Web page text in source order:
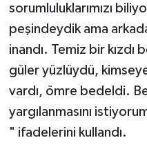
sorumluluklarımızı
peşindeydik ama
inandı. Temiz bir kızdı
güler yüzlüydü,
vardı, ömre bedeldi.
yargılanmasını
" ifadelerini kullandı.